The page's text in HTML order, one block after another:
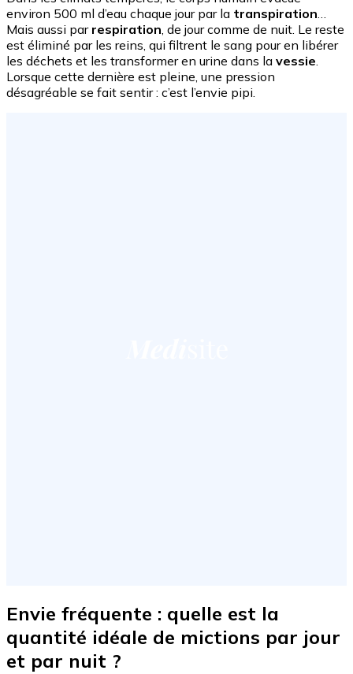
environ 500 ml d’eau chaque jour par la transpiration…
Mais aussi par respiration, de jour comme de nuit. Le reste
est éliminé par les reins, qui filtrent le sang pour en libérer
les déchets et les transformer en urine dans la vessie.
Lorsque cette dernière est pleine, une pression
désagréable se fait sentir : c’est l’envie pipi.
Envie fréquente : quelle est la
quantité idéale de mictions par jour
et par nuit ?